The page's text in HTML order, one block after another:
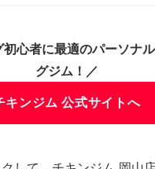
初心者に最適のパーソナ
グジム！／
キンジム 公式サイトへ